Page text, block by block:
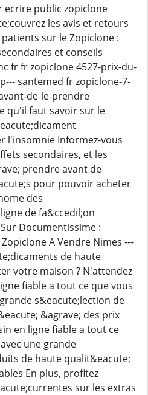
ecrire public zopiclone
les avis et retours
sur le Zopiclone :
et conseils
fr fr zopiclone 4527-prix-du-
santemed fr zopiclone-7-
de-le-prendre
qu'il faut savoir sur le
l'insomnie Informez-vous
secondaires, et les
prendre avant de
pour pouvoir acheter
des
de fa&ccedil;on
Documentissime :
A Vendre Nimes ---
de haute
votre maison ? N'attendez
fiable a tout ce que vous
s&eacute;lection de
&agrave; des prix
en ligne fiable a tout ce
une grande
de haute qualit&eacute;
En plus, profitez
sur les extras